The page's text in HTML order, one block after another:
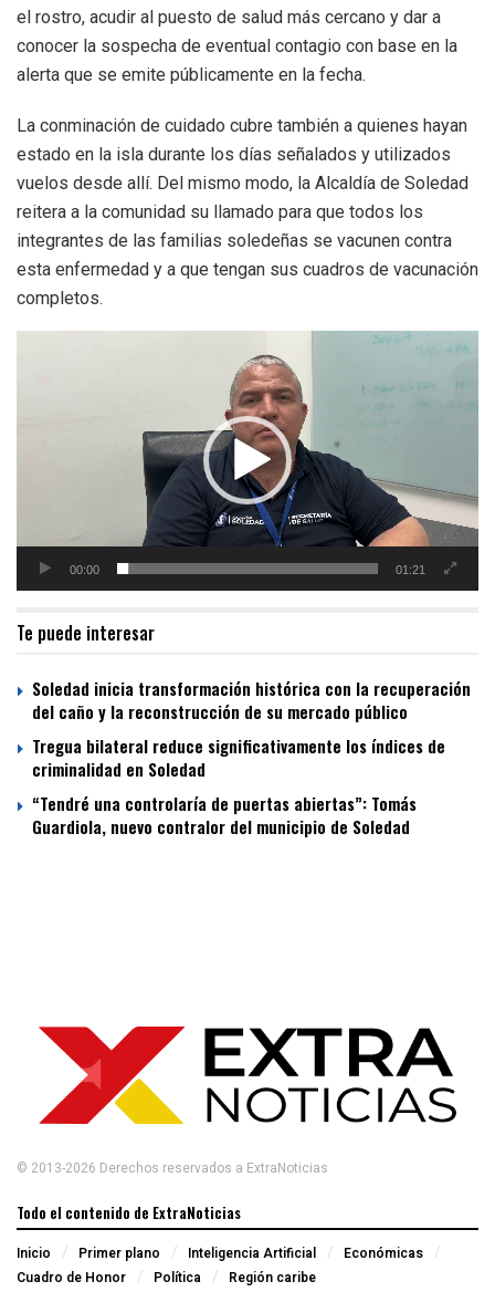
el rostro, acudir al puesto de salud más cercano y dar a
conocer la sospecha de eventual contagio con base en la
alerta que se emite públicamente en la fecha.
La conminación de cuidado cubre también a quienes hayan
estado en la isla durante los días señalados y utilizados
vuelos desde allí. Del mismo modo, la Alcaldía de Soledad
reitera a la comunidad su llamado para que todos los
integrantes de las familias soledeñas se vacunen contra
esta enfermedad y a que tengan sus cuadros de vacunación
completos.
00:00 01:21
Te puede interesar
Soledad inicia transformación histórica con la recuperación
del caño y la reconstrucción de su mercado público
Tregua bilateral reduce significativamente los índices de
criminalidad en Soledad
“Tendré una controlaría de puertas abiertas”: Tomás
Guardiola, nuevo contralor del municipio de Soledad
© 2013-2026 Derechos reservados a ExtraNoticias
Todo el contenido de ExtraNoticias
Inicio Primer plano Inteligencia Artificial
Económicas
Cuadro de Honor
Política Región caribe